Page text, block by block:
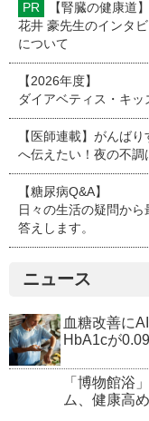
インスリンポンプ
血糖トレンド
グリコアルブミン
特集・連載 一覧へ
1型ライフ
PR
【腎臓の健康道】
花井 豪先生のインタ
について
【2026年度】
ダイアベティス・キッ
【医師連載】がんば
へ伝えたい！夜の不調
【糖尿病Q&A】
日々の生活の疑問か
答えします。
ニュース
血糖改善に
HbA1cが
「博物館浴
ム、健康高